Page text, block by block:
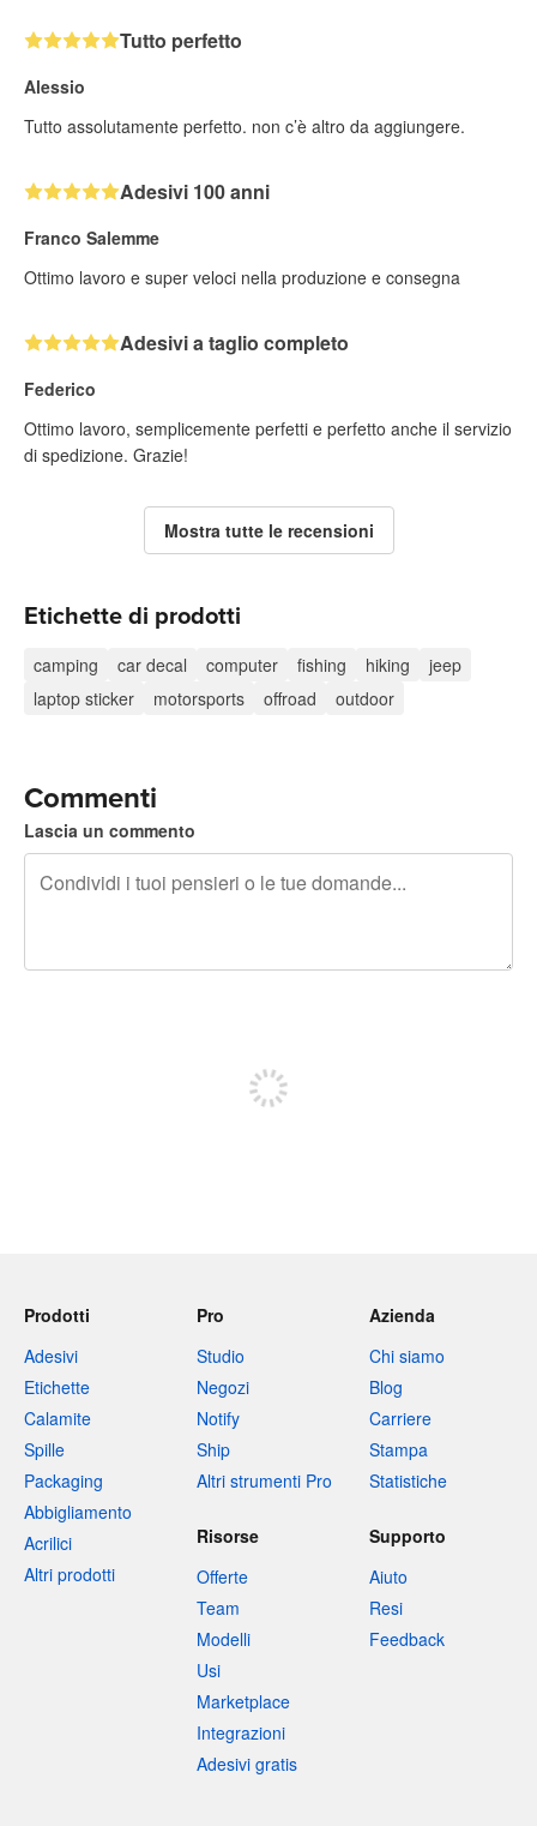
Tutto perfetto
Alessio
Tutto assolutamente perfetto. non c’è altro da aggiungere.
Adesivi 100 anni
Franco Salemme
Ottimo lavoro e super veloci nella produzione e consegna
Adesivi a taglio completo
Federico
Ottimo lavoro, semplicemente perfetti e perfetto anche il servizio
di spedizione. Grazie!
Mostra tutte le recensioni
Etichette di prodotti
camping car decal computer fishing hiking
jeep
laptop sticker
motorsports offroad outdoor
Commenti
Lascia un commento
Prodotti
Adesivi
Etichette
Calamite
Spille
Packaging
Abbigliamento
Acrilici
Altri prodotti
Pro
Studio
Negozi
Notify
Ship
Altri strumenti Pro
Azienda
Chi siamo
Blog
Carriere
Stampa
Statistiche
Risorse
Offerte
Team
Modelli
Usi
Marketplace
Integrazioni
Adesivi gratis
Supporto
Aiuto
Resi
Feedback